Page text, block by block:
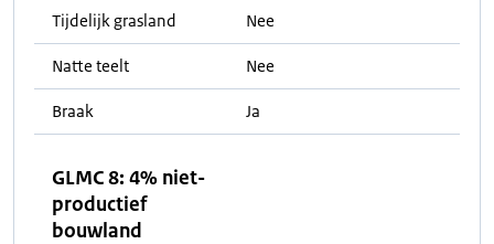
Tijdelijk grasland Nee
Natte teelt Nee
Braak Ja
GLMC 8: 4% niet-
productief
bouwland